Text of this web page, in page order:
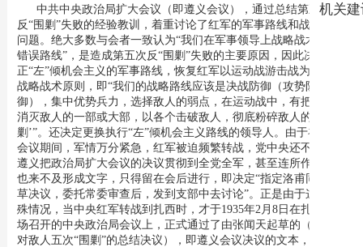
机关建
中共中央政治局扩大会议（即遵义会议），通过总结第五次
反“围剿”失败的经验教训，着重讨论了红军的军事路线和战略战术
问题。绝大多数与会者一致认为“我们在军事领导上战略战术上的
错误路线”，是造成第五次反“围剿”失败的主要原因，因此决定纠
正“左”倾机会主义的军事路线，恢复红军以运动战游击战为特色的
战略战术原则，即“我们的战略路线应该是决战防御（攻势防
御），集中优势兵力，选择敌人的弱点，在运动战中，有把握的去
消灭敌人的一部或大部，以各个击破敌人，彻底粉碎敌人的‘围
剿’”。还决定更换执行“左”倾机会主义路线的领导人。由于在遵义
会议期间，军情万分紧急，红军被迫频繁转战，党中央还不可能在
遵义把政治局扩大会议的决议贯彻到全党全军，甚至连所作的决议
也来不及形成文字，只得留在会后进行，即决定“指定洛甫同志起
草决议，委托常委审查后，发到支部中去讨论”。正是由于这一特
殊情况，当中央红军转战到扎西时，才于1935年2月8日在扎西院子
场召开的中央政治局会议上，正式通过了由张闻天起草的（关于反
对敌人五次“围剿”的总结决议），即遵义会议决议的文本，使遵义